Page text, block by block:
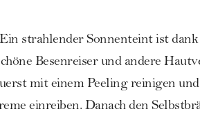
Ein strahlender Sonnenteint ist dank
Besenreiser und andere
mit einem Peeling reinigen
einreiben. Danach den